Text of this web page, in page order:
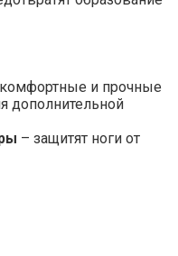
и прочные
дополнительной
– защитят ноги от